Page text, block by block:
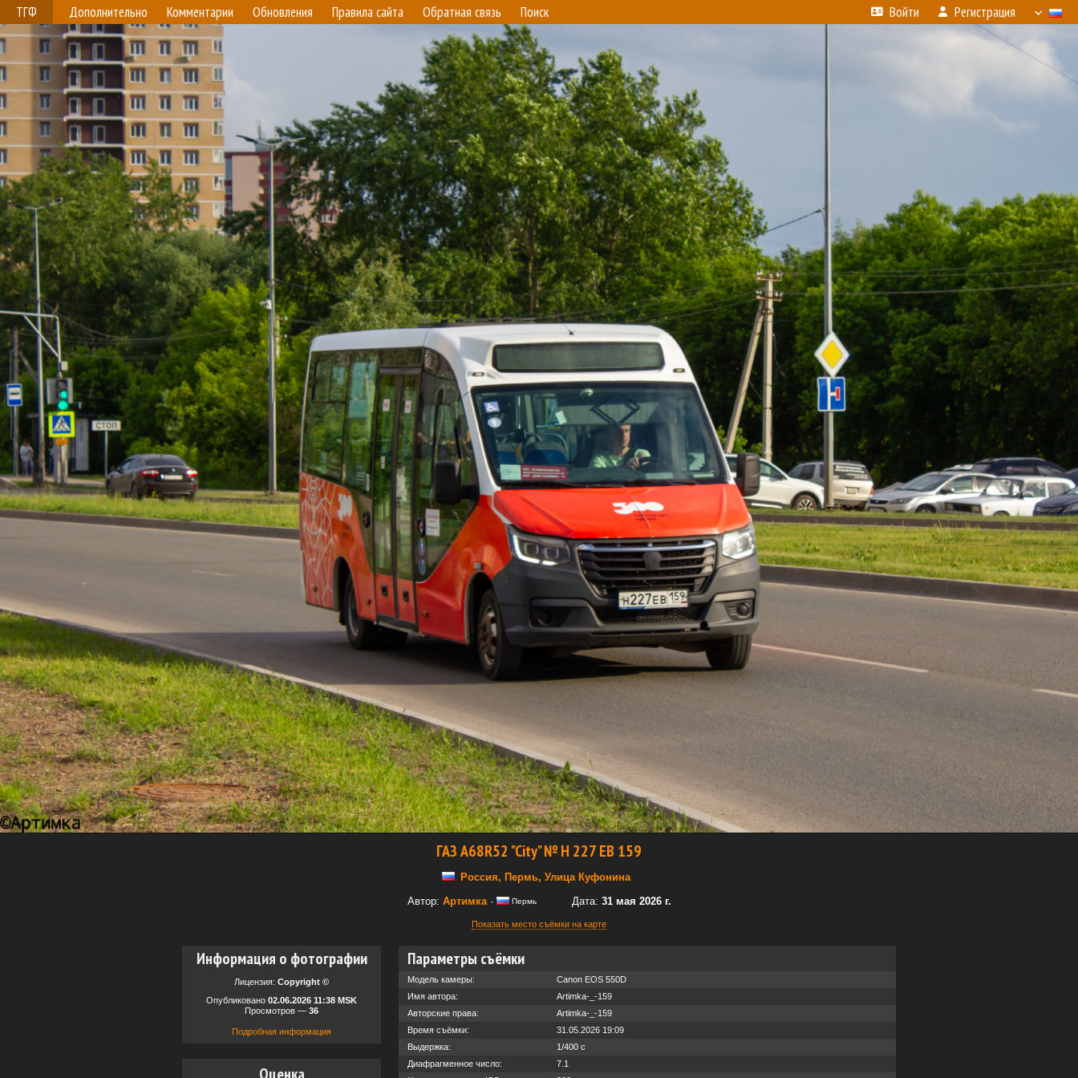
ТГФ Дополнительно Комментарии Обновления Правила сайта Обратная связь Поиск Войти Регистрация
ГАЗ А68R52 "City" № Н 227 ЕВ 159
Россия, Пермь, Улица Куфонина
Автор: Артимка· ПермьДата: 31 мая 2026 г.
Показать место съёмки на карте
Информация о фотографии
Лицензия: Copyright ©
Опубликовано 02.06.2026 11:38 MSK
Просмотров — 36
Подробная информация
Параметры съёмки
Модель камеры:
Canon EOS 550D
Имя автора:
Artimka-_-159
Авторские права:
Artimka-_-159
Время съёмки:
31.05.2026 19:09
Выдержка:
1/400 с
Диафрагменное число:
7.1